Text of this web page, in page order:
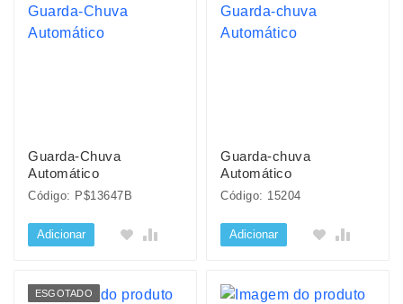
Guarda-Chuva
Automático
Código: P$13647B
Adicionar
Guarda-chuva
Automático
Código: 15204
Adicionar
ESGOTADO